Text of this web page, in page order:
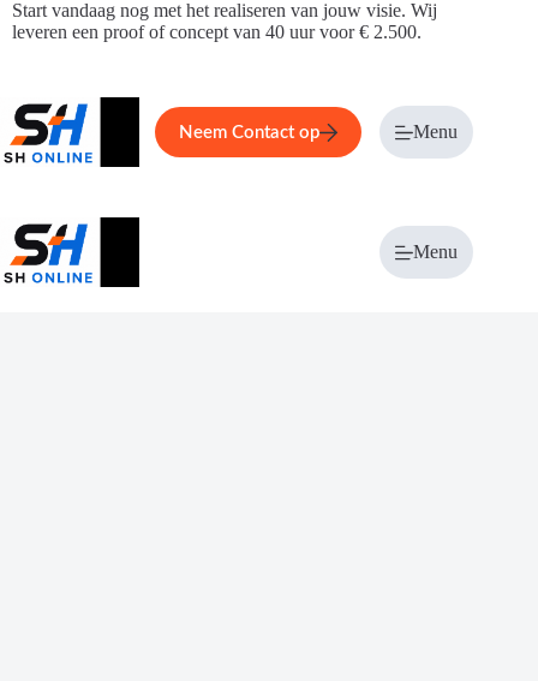
Ga
naar
Start vandaag nog met het realiseren van jouw visie. Wij
leveren een proof of concept van 40 uur voor € 2.500.
Home Service Over ons
Neem Contact op Menu
Menu